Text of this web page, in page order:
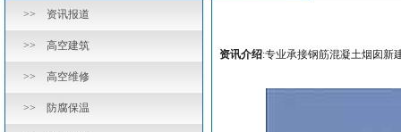
>> 资讯报道
>> 高空建筑
>> 高空维修
>> 防腐保温
资讯介绍:专业承接钢筋混凝土烟囱新